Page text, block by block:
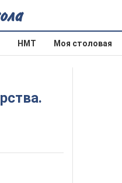
НМТ Моя столовая